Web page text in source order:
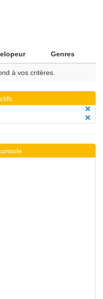
Genres
à vos critères.